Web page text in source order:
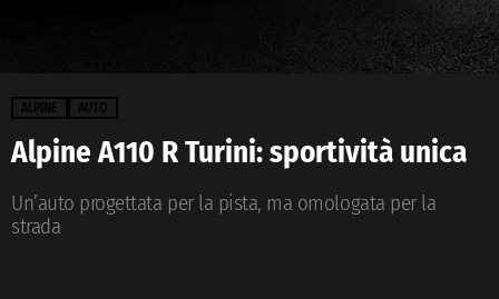
ALPINE AUTO
Alpine A110 R Turini: sportività unica
Un’auto progettata per la pista, ma omologata per la
strada​